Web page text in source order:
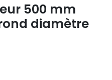
500 mm
diamètre